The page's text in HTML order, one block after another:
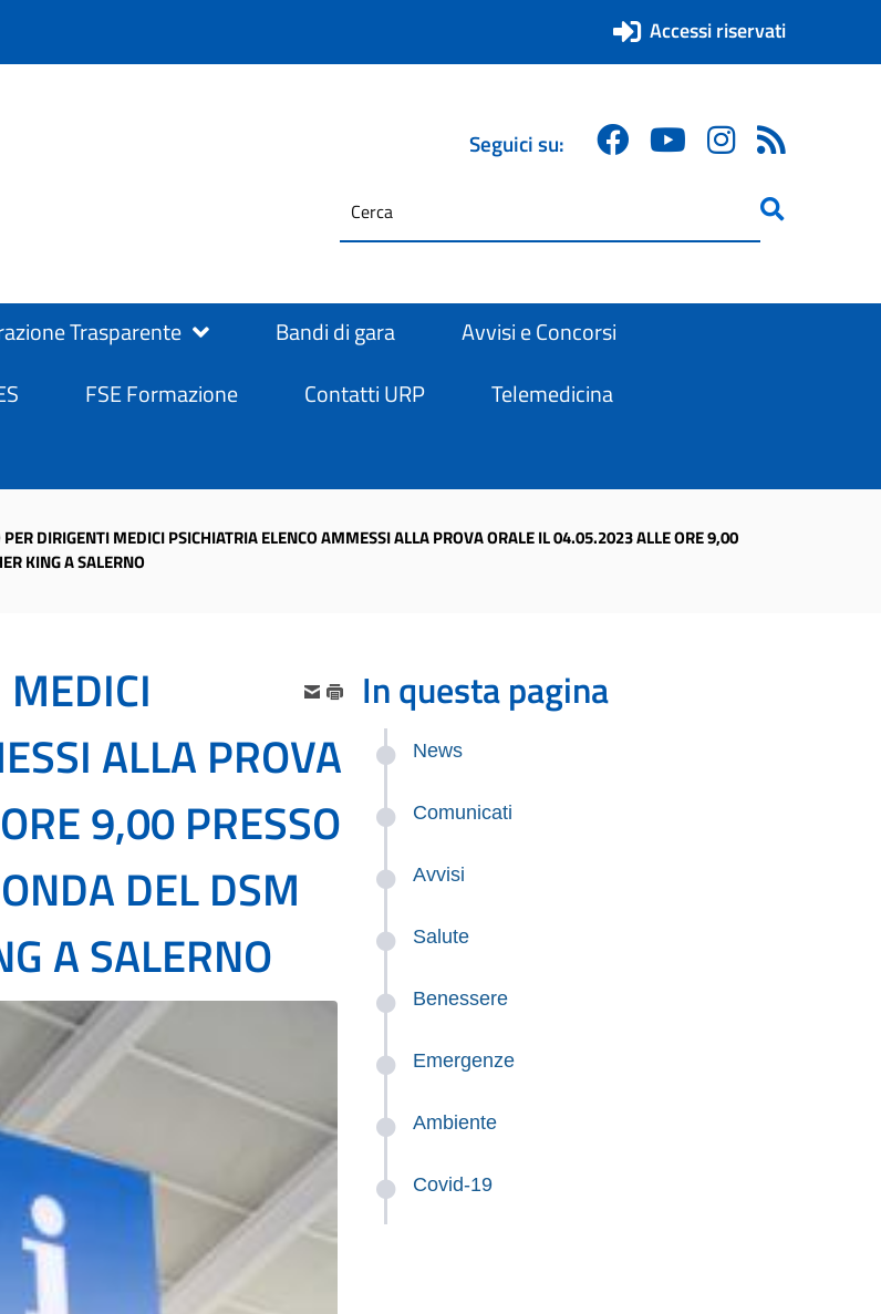
Accessi riservati
Seguici su:
da
ricerca
Trasparente Bandi di gara
Avvisi e Concorsi
FSE Formazione Contatti URP
Telemedicina
PER DIRIGENTI MEDICI PSICHIATRIA ELENCO AMMESSI ALLA PROVA ORALE IL 04.05.2023 ALLE ORE 9,00
KING A SALERNO
ALLA PROVA
9,00 PRESSO
DEL DSM
A SALERNO
In questa pagina
News
Comunicati
Avvisi
Salute
Benessere
Emergenze
Ambiente
Covid-19